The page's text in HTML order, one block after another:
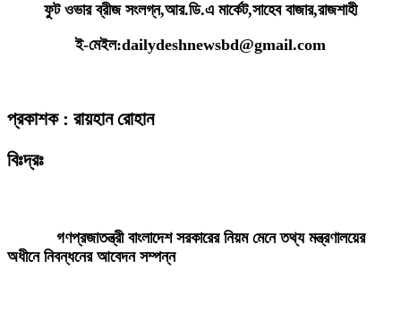
ফুট ওভার ব্রীজ সংলগ্ন,আর.ডি.এ মার্কেট,সাহেব বাজার,রাজশাহী
ই-মেইল:dailydeshnewsbd@gmail.com
প্রকাশক : রায়হান রোহান
বিঃদ্রঃ
গণপ্রজাতন্ত্রী বাংলাদেশ সরকারের নিয়ম মেনে তথ্য মন্ত্রণালয়ের
অধীনে নিবন্ধনের আবেদন সম্পন্ন